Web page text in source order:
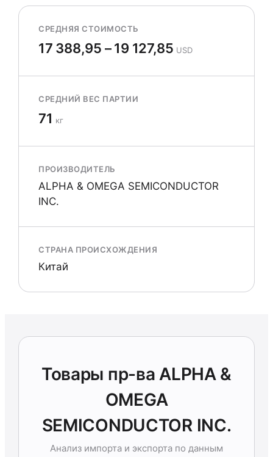
СРЕДНЯЯ СТОИМОСТЬ
17 388,95 – 19 127,85 USD
СРЕДНИЙ ВЕС ПАРТИИ
71 кг
ПРОИЗВОДИТЕЛЬ
ALPHA & OMEGA SEMICONDUCTOR
INC.
СТРАНА ПРОИСХОЖДЕНИЯ
Китай
Товары пр-ва ALPHA &
OMEGA
SEMICONDUCTOR INC.
Анализ импорта и экспорта по данным